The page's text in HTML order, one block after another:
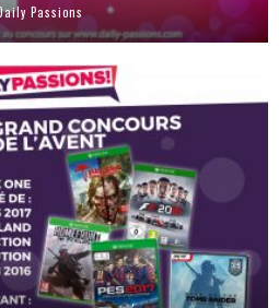
Passions